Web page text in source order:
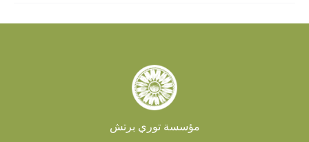
مؤسسة توري برتش